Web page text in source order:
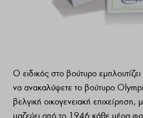
O ειδικός στο βούτυρο
να ανακαλύψετε το βούτυρο
βελγική οικογενειακή
μαζεύει από το 1946 κάθε μέρα